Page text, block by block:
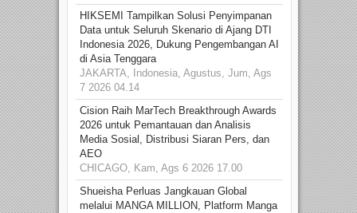
HIKSEMI Tampilkan Solusi Penyimpanan
Data untuk Seluruh Skenario di Ajang DTI
Indonesia 2026, Dukung Pengembangan AI
di Asia Tenggara
JAKARTA, Indonesia, Agustus, Jum, Ags
7 2026 04.14
Cision Raih MarTech Breakthrough Awards
2026 untuk Pemantauan dan Analisis
Media Sosial, Distribusi Siaran Pers, dan
AEO
CHICAGO, Kam, Ags 6 2026 17.00
Shueisha Perluas Jangkauan Global
melalui MANGA MILLION, Platform Manga